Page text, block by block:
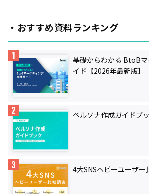
・おすすめ資料ランキング
基礎からわかる BtoB
イド【2026年最新版】
ペルソナ作成ガイドブ
4大SNSヘビーユーザー